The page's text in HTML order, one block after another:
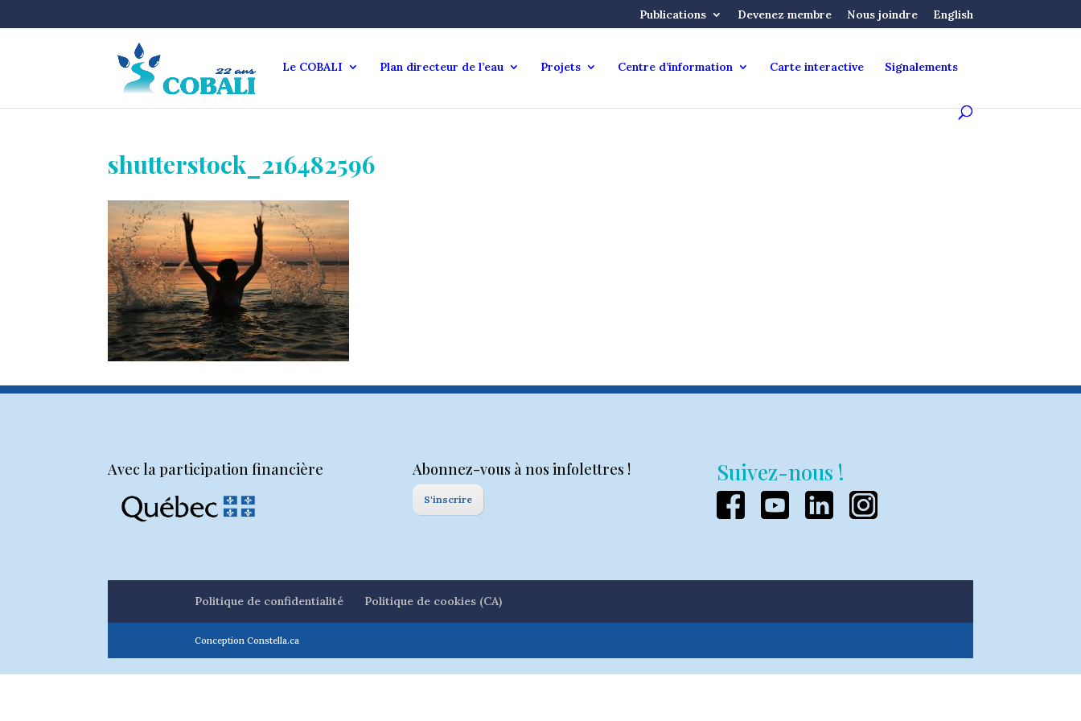
Publications Devenez membre Nous joindre English
Le COBALI Plan directeur de l’eau Projets Centre d’information Carte interactive Signalements
shutterstock_216482596
Avec la participation financière Abonnez-vous à nos infolettres !
S'inscrire
Suivez-nous !
Politique de confidentialité Politique de cookies (CA)
Conception Constella.ca